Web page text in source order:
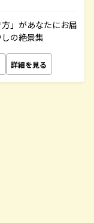
」があなたにお届
の絶景集
詳細を見る